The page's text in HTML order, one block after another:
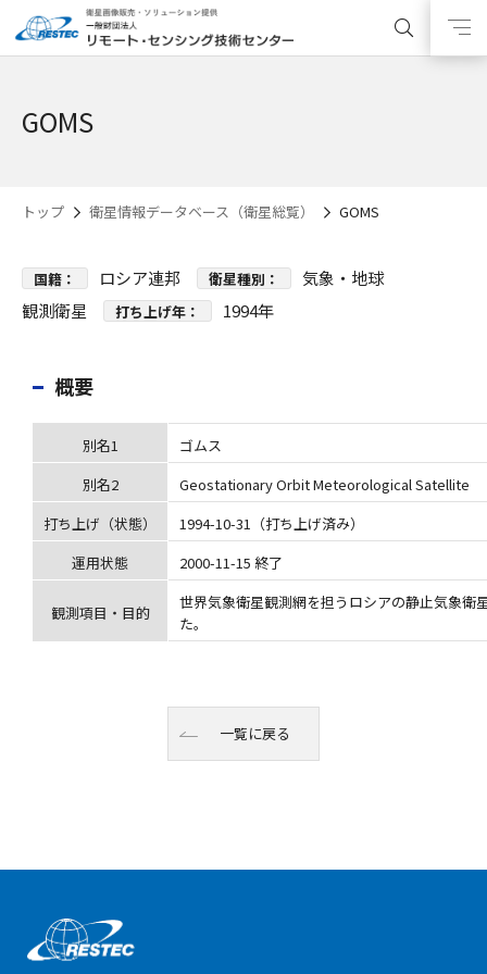
GOMS
トップ 衛星情報データベース（衛星総覧） GOMS
国籍： ロシア連邦 衛星種別：
気象・地球
観測衛星
打ち上げ年： 1994年
概要
別名1
ゴムス
別名2
Geostationary Orbit Meteorological Satellite
打ち上げ（状態）
1994-10-31（打ち上げ済み）
運用状態
2000-11-15 終了
観測項目・目的
世界気象衛星観測網を担うロシアの静止気象衛
た。
一覧に戻る